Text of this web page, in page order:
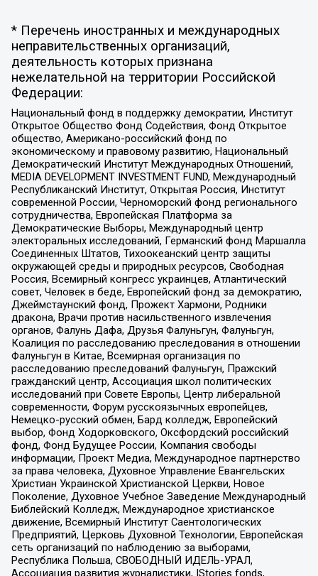
* Перечень иностранных и международных
неправительственных организаций,
деятельность которых признана
нежелательной на территории Российской
Федерации:
Национальный фонд в поддержку демократии, Институт
Открытое Общество Фонд Содействия, Фонд Открытое
общество, Американо-российский фонд по
экономическому и правовому развитию, Национальный
Демократический Институт Международных Отношений,
MEDIA DEVELOPMENT INVESTMENT FUND, Международный
Республиканский Институт, Открытая Россия, Институт
современной России, Черноморский фонд регионального
сотрудничества, Европейская Платформа за
Демократические Выборы, Международный центр
электоральных исследований, Германский фонд Маршалла
Соединенных Штатов, Тихоокеанский центр защиты
окружающей среды и природных ресурсов, Свободная
Россия, Всемирный конгресс украинцев, Атлантический
совет, Человек в беде, Европейский фонд за демократию,
Джеймстаунский фонд, Прожект Хармони, Родники
дракона, Врачи против насильственного извлечения
органов, Фалунь Дафа, Друзья Фалуньгун, Фалуньгун,
Коалиция по расследованию преследования в отношении
Фалуньгун в Китае, Всемирная организация по
расследованию преследований Фалуньгун, Пражский
гражданский центр, Ассоциация школ политических
исследований при Совете Европы, Центр либеральной
современности, Форум русскоязычных европейцев,
Немецко-русский обмен, Бард колледж, Европейский
выбор, Фонд Ходорковского, Оксфордский российский
фонд, Фонд Будущее России, Компания свободы
информации, Проект Медиа, Международное партнерство
за права человека, Духовное Управление Евангельских
Христиан Украинской Христианской Церкви, Новое
Поколение, Духовное Учебное Заведение Международный
Библейский Колледж, Международное христианское
движение, Всемирный Институт Саентологических
Предприятий, Церковь Духовной Технологии, Европейская
сеть организаций по наблюдению за выборами,
Республика Польша, СВОБОДНЫЙ ИДЕЛЬ-УРАЛ,
Ассоциация развития журналистики, IStories fonds,